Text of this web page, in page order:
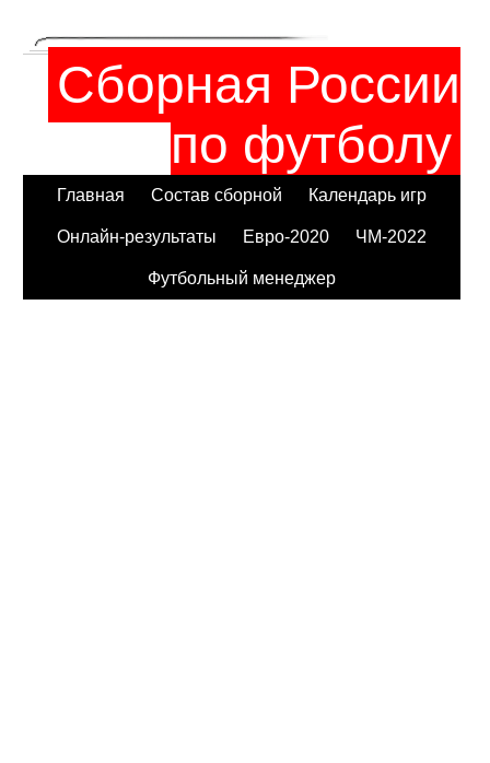
Сборная России
по футболу
Главная Состав сборной Календарь игр
Онлайн-результаты Евро-2020 ЧМ-2022
Футбольный менеджер